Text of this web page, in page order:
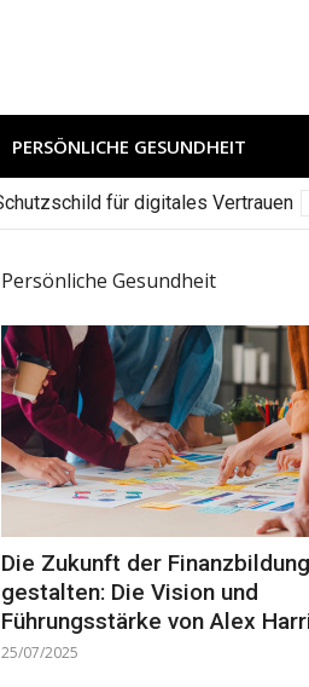
PERSÖNLICHE GESUNDHEIT
für digitales Vertrauen
Persönliche Gesundheit
Die Zukunft der Finanzbildung
gestalten: Die Vision und
Führungsstärke von Alex
25/07/2025